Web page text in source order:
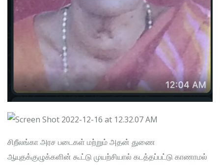
சிறீலங்கா அரச படைகள் மற்றும் அதன் துணை
ஆயுதக்குழுக்களின் கூட்டு முயற்சியால் கடத்தப்பட்டு காணாமல்